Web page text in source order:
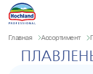
Главная Ассортимент